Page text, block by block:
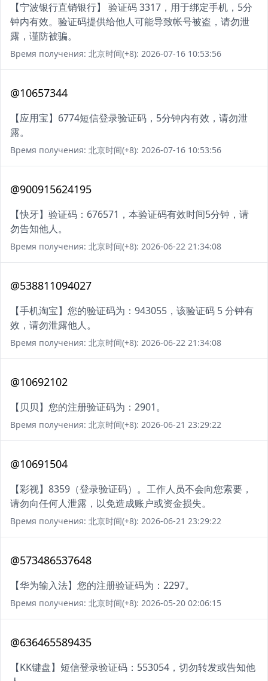
【宁波银行直销银行】 验证码 3317，用于绑定手机，5分
钟内有效。验证码提供给他人可能导致帐号被盗，请勿泄
露，谨防被骗。
Время получения: 北京时间(+8): 2026-07-16 10:53:56
@10657344
【应用宝】6774短信登录验证码，5分钟内有效，请勿泄
露。
Время получения: 北京时间(+8): 2026-07-16 10:53:56
@900915624195
【快牙】验证码：676571，本验证码有效时间5分钟，请
勿告知他人。
Время получения: 北京时间(+8): 2026-06-22 21:34:08
@538811094027
【手机淘宝】您的验证码为：943055，该验证码 5 分钟有
效，请勿泄露他人。
Время получения: 北京时间(+8): 2026-06-22 21:34:08
@10692102
【贝贝】您的注册验证码为：2901。
Время получения: 北京时间(+8): 2026-06-21 23:29:22
@10691504
【彩视】8359（登录验证码）。工作人员不会向您索要，
请勿向任何人泄露，以免造成账户或资金损失。
Время получения: 北京时间(+8): 2026-06-21 23:29:22
@573486537648
【华为输入法】您的注册验证码为：2297。
Время получения: 北京时间(+8): 2026-05-20 02:06:15
@636465589435
【KK键盘】短信登录验证码：553054，切勿转发或告知他